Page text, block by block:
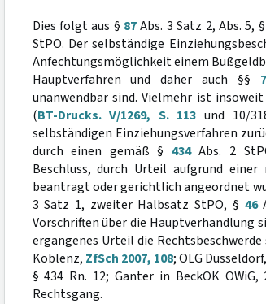
Dies folgt aus § 87Abs. 3 Satz 2, Abs. 5,
StPO. Der selbständige
Anfechtungsmöglichkeit einem
Hauptverfahren und daher auch §§
unanwendbar sind. Vielmehr ist
(BT-Drucks. V/1269, S. 113 und 10/
selbständigen Einziehungsverfahren
durch einen gemäß § 434Abs. 2
Beschluss, durch Urteil aufgrund
beantragt oder gerichtlich angeordnet
3 Satz 1, zweiter Halbsatz StPO, § 46
Vorschriften über die Hauptverhandlung
ergangenes Urteil die
Koblenz, ZfSch 2007, 108; OLG Düsseldorf,
§ 434 Rn. 12; Ganter in BeckOK
Rechtsgang.